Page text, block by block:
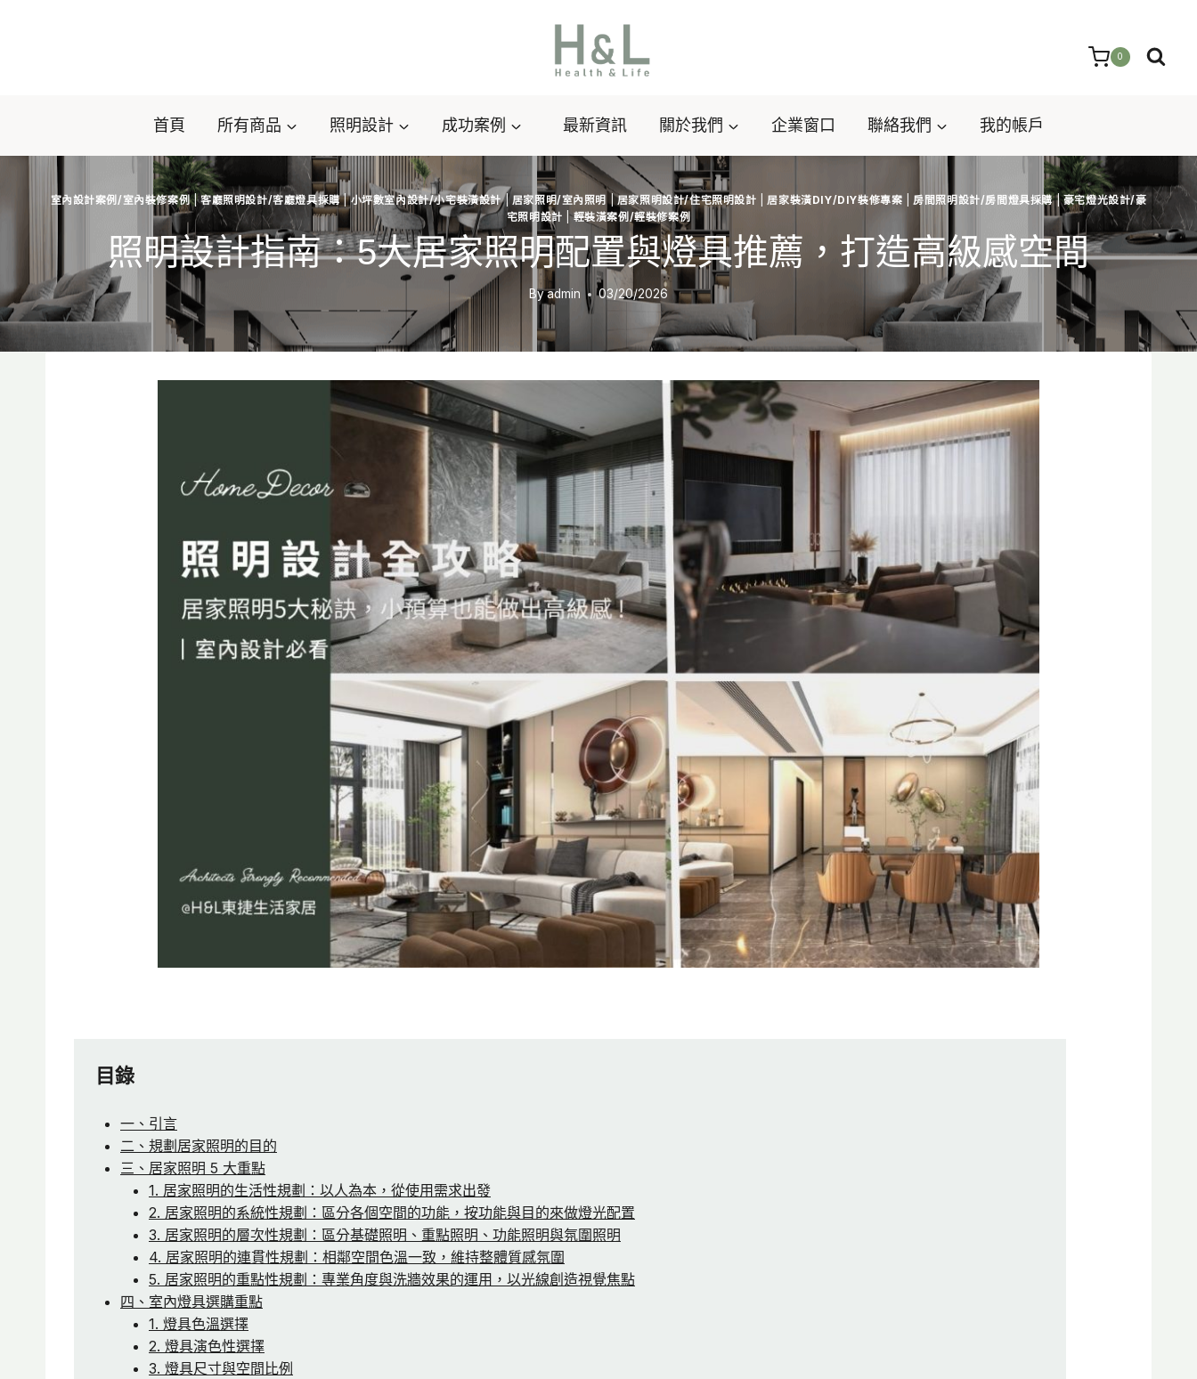
0
首頁 所有商品 照明設計 成功案例 最新資訊 關於我們 企業窗口 聯絡我們 我的帳戶
室內設計案例/室內裝修案例|客廳照明設計/客廳燈具採購|小坪數室內設計/小宅裝潢設計| 居家照明/室內照明 |居家照明設計/住宅照明設計 居家裝潢DIY/DIY裝修專案 房間照明設計/房間燈具採購|豪宅燈光設計/豪
宅照明設計 |輕裝潢案例/輕裝修案例
照明設計指南：5大居家照明配置與燈具推薦，打造高級感空間
Byadmin 03/20/2026
目錄
一、引言
二、規劃居家照明的目的
三、居家照明 5 大重點
1. 居家照明的生活性規劃：以人為本，從使用需求出發
2. 居家照明的系統性規劃：區分各個空間的功能，按功能與目的來做燈光配置
3. 居家照明的層次性規劃：區分基礎照明、重點照明、功能照明與氛圍照明
4. 居家照明的連貫性規劃：相鄰空間色溫一致，維持整體質感氛圍
5. 居家照明的重點性規劃：專業角度與洗牆效果的運用，以光線創造視覺焦點
四、室內燈具選購重點
1. 燈具色溫選擇
2. 燈具演色性選擇
3. 燈具尺寸與空間比例